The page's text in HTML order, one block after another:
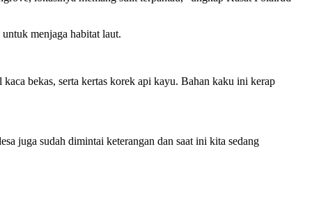
menjaga habitat laut.
bekas, serta kertas korek api kayu. Bahan kaku ini kerap
juga sudah dimintai keterangan dan saat ini kita sedang